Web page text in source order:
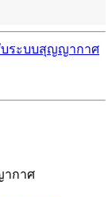
ระบบสุญญากาศ